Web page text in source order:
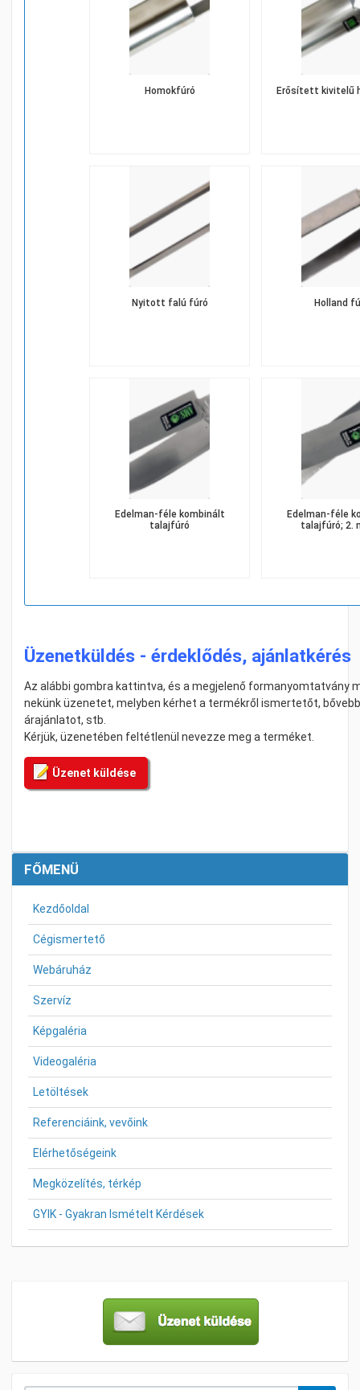
FŐMENÜ
Kezdőoldal
Cégismertető
Webáruház
Szervíz
Képgaléria
Videogaléria
Letöltések
Referenciáink, vevőink
Elérhetőségeink
Megközelítés, térkép
GYIK - Gyakran Ismételt Kérdések
Homokfúró Erősített kivitelű
Nyitott falú fúró Holland
Edelman-féle kombinált
talajfúró
Edelman-féle kombinált
talajfúró; 2.
Üzenetküldés - érdeklődés, ajánlatkérés
Az alábbi gombra kattintva, és a megjelenő formanyomtatvány
nekünk üzenetet, melyben kérhet a termékről ismertetőt,
árajánlatot, stb.
Kérjük, üzenetében feltétlenül nevezze meg a terméket.
Üzenet küldése